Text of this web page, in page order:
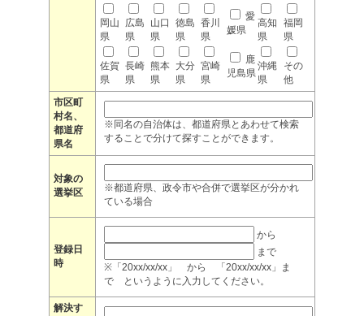
岡山
県
広島
県
山口
県
徳島
県
香川
県
愛
媛県
高知
県
福岡
県
佐賀
県
長崎
県
熊本
県
大分
県
宮崎
県
鹿
児島県
沖縄
県
その
他
市区町
村名、
都道府
県名
※同名の自治体は、都道府県とあわせて検索
することで分けて探すことができます。
対象の
選挙区
※都道府県、政令市や合併で選挙区が分かれ
ている場合
登録日
時
から
まで
※「20xx/xx/xx」 から 「20xx/xx/xx」ま
で というように入力してください。
解決す